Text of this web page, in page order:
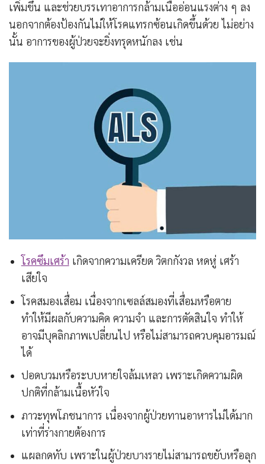
เพิ่มขึ้น และช่วยบรรเทาอาการกล้ามเนื้ออ่อนแรงต่าง ๆ ลง
นอกจากต้องป้องกันไม่ให้โรคแทรกซ้อนเกิดขึ้นด้วย ไม่อย่าง
นั้น อาการของผู้ป่วยจะยิ่งทรุดหนักลง เช่น
โรคซึมเศร้า เกิดจากความเครียด วิตกกังวล หดหู่ เศร้า
เสียใจ
โรคสมองเสื่อม เนื่องจากเซลล์สมองที่เสื่อมหรือตาย
ทำให้มีผลกับความคิด ความจำ และการตัดสินใจ ทำให้
อาจมีบุคลิกภาพเปลี่ยนไป หรือไม่สามารถควบคุมอารมณ์
ได้
ปอดบวมหรือระบบหายใจล้มเหลว เพราะเกิดความผิด
ปกติที่กล้ามเนื้อหัวใจ
ภาวะทุพโภชนาการ เนื่องจากผู้ป่วยทานอาหารไม่ได้มาก
เท่าที่ร่างกายต้องการ
แผลกดทับ เพราะในผู้ป่วยบางรายไม่สามารถขยับหรือลุก